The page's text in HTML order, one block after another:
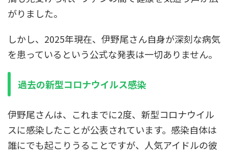
がりました。
しかし、2025年現在、伊野尾さん自身が深刻な病気
を患っているという公式な発表は一切ありません。
過去の新型コロナウイルス感染
伊野尾さんは、これまでに2度、新型コロナウイル
スに感染したことが公表されています。感染自体は
誰にでも起こりうることですが、人気アイドルの彼